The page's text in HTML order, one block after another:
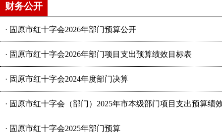
财务公开
· 固原市红十字会2026年部门预算公开
· 固原市红十字会2026年部门项目支出预算绩效目标表
· 固原市红十字会2024年度部门决算
· 固原市红十字会（部门）2025年市本级部门项目支出预算绩
· 固原市红十字会2025年部门预算